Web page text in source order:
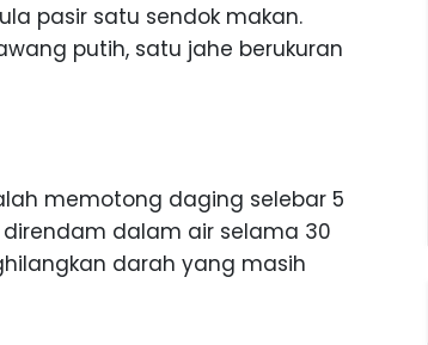
pasir satu sendok makan.
putih, satu jahe berukuran
memotong daging selebar 5
dalam air selama 30
darah yang masih
SEJAK 1996